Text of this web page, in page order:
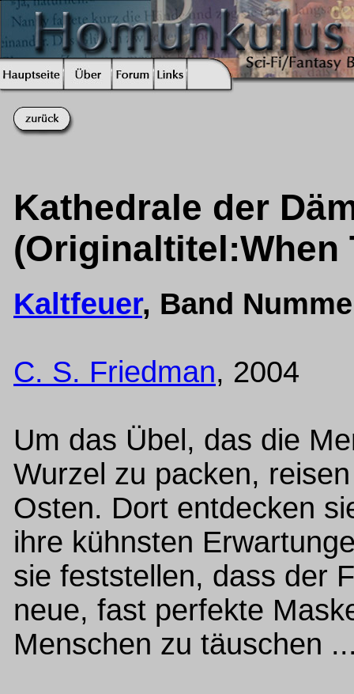
Kathedrale der
(Originaltitel:When
Kaltfeuer, Band
C. S. Friedman, 2004
Um das Übel, das die
Wurzel zu packen,
Osten. Dort entdecken
ihre kühnsten
sie feststellen, dass der
neue, fast perfekte
Menschen zu täuschen